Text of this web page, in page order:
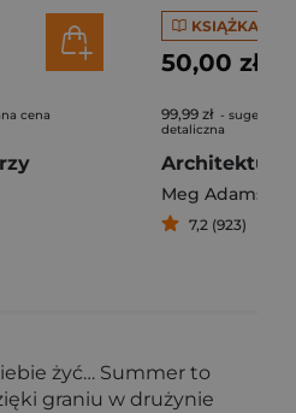
cena
KSIĄŻKA
50,00 zł
99,99 zł -
detaliczna
Architektura
Meg Adams
7,2 (923)
żyć… Summer to
graniu w drużynie